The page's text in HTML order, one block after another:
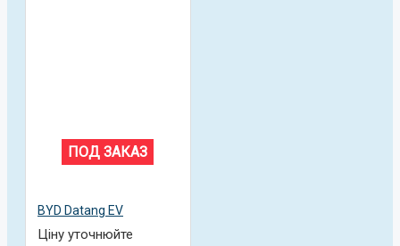
ПОД ЗАКАЗ
BYD Datang EV
Ціну уточнюйте